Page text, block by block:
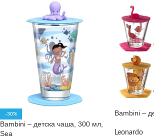
-30%
Bambini – детска чаша, 300 мл,
Sea
Bambini –
Leonardo